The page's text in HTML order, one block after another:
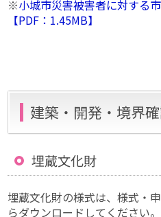
※小城市災害被害者に対する
【PDF：1.45MB】
建築・開発・境界
埋蔵文化財
埋蔵文化財の様式は、様式・
らダウンロードしてください